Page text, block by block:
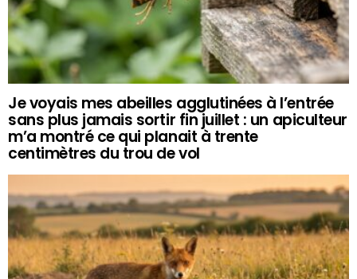
Je voyais mes abeilles agglutinées à l’entrée
sans plus jamais sortir fin juillet : un apiculteur
m’a montré ce qui planait à trente
centimètres du trou de vol